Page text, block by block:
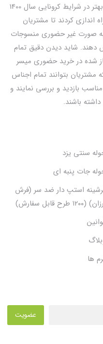
دارد. حال فرزندان برای ارائه خدمات بهتر در شرایط کرونایی سال 1400
اندازی کردند تا مشتریان
صورت غیر حضوری منسوجات
دهند. شاید دیدن دقیق تمام
شده در خرید حضوری میسر
بتوانند تمام اجناس
بازدید و بررسی نمایند و
باشند.
سنتی یزد
جات پنبه ای
استپ دار ضد سر (فرش
(۱۲۰۰ طرح قابل سفارش)
ها
عضویت